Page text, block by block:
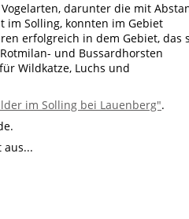
darunter die mit
im Solling, konnten im Gebiet
erfolgreich in dem Gebiet, das
und Bussardhorsten
Wildkatze, Luchs und
im Solling bei Lauenberg".
aus...